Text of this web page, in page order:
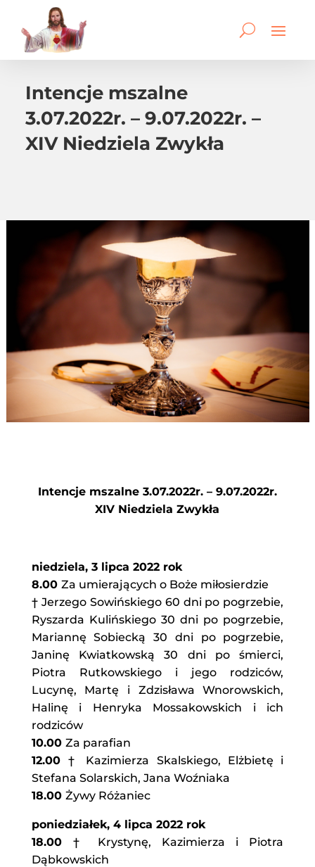
Intencje mszalne
3.07.2022r. – 9.07.2022r. –
XIV Niedziela Zwykła
Intencje mszalne 3.07.2022r. – 9.07.2022r.
XIV Niedziela Zwykła
niedziela, 3 lipca 2022 rok
8.00 Za umierających o Boże miłosierdzie
† Jerzego Sowińskiego 60 dni po pogrzebie,
Ryszarda Kulińskiego 30 dni po pogrzebie,
Mariannę Sobiecką 30 dni po pogrzebie,
Janinę Kwiatkowską 30 dni po śmierci,
Piotra Rutkowskiego i jego rodziców,
Lucynę, Martę i Zdzisława Wnorowskich,
Halinę i Henryka Mossakowskich i ich
rodziców
10.00 Za parafian
12.00† Kazimierza Skalskiego, Elżbietę i
Stefana Solarskich, Jana Woźniaka
18.00 Żywy Różaniec
poniedziałek, 4 lipca 2022 rok
18.00 † Krystynę, Kazimierza i Piotra
Dąbkowskich